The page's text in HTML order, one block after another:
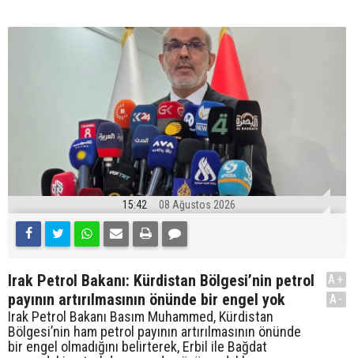
15:42 08 Ağustos 2026
Irak Petrol Bakanı: Kürdistan Bölgesi’nin petrol
payının artırılmasının önünde bir engel yok
Irak Petrol Bakanı Basım Muhammed, Kürdistan
Bölgesi’nin ham petrol payının artırılmasının önünde
bir engel olmadığını belirterek, Erbil ile Bağdat
A+
A-